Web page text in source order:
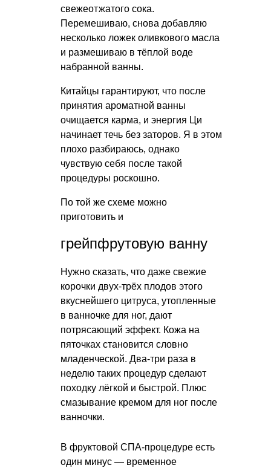
свежеотжатого сока.
Перемешиваю, снова добавляю
несколько ложек оливкового масла
и размешиваю в тёплой воде
набранной ванны.
Китайцы гарантируют, что после
принятия ароматной ванны
очищается карма, и энергия Ци
начинает течь без заторов. Я в этом
плохо разбираюсь, однако
чувствую себя после такой
процедуры роскошно.
По той же схеме можно
приготовить и
грейпфрутовую ванну
Нужно сказать, что даже свежие
корочки двух-трёх плодов этого
вкуснейшего цитруса, утопленные
в ванночке для ног, дают
потрясающий эффект. Кожа на
пяточках становится словно
младенческой. Два-три раза в
неделю таких процедур сделают
походку лёгкой и быстрой. Плюс
смазывание кремом для ног после
ванночки.
В фруктовой СПА-процедуре есть
один минус — временное